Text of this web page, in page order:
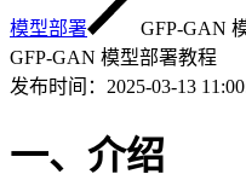
模型部署
GFP-GAN
GFP-GAN 模型部署教程
发布时间： 2025-03-13
一、介绍